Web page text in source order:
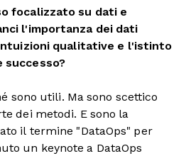
focalizzato su dati e
l'importanza dei dati
qualitative e l'istinto
successo?
sono utili. Ma sono scettico
dei metodi. E sono la
il termine "DataOps" per
un keynote a DataOps